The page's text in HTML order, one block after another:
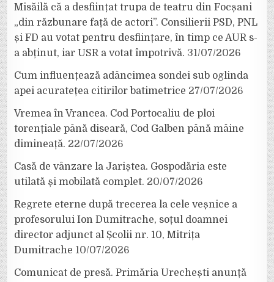
Misăilă că a desființat trupa de teatru din Focșani
„din răzbunare față de actori”. Consilierii PSD, PNL
și FD au votat pentru desființare, în timp ce AUR s-
a abținut, iar USR a votat împotrivă. 31/07/2026
Cum influențează adâncimea sondei sub oglinda
apei acuratețea citirilor batimetrice 27/07/2026
Vremea în Vrancea. Cod Portocaliu de ploi
torențiale până diseară, Cod Galben până mâine
dimineață. 22/07/2026
Casă de vânzare la Jariștea. Gospodăria este
utilată și mobilată complet. 20/07/2026
Regrete eterne după trecerea la cele veșnice a
profesorului Ion Dumitrache, soțul doamnei
director adjunct al Școlii nr. 10, Mitrița
Dumitrache 10/07/2026
Comunicat de presă. Primăria Urechești anunță